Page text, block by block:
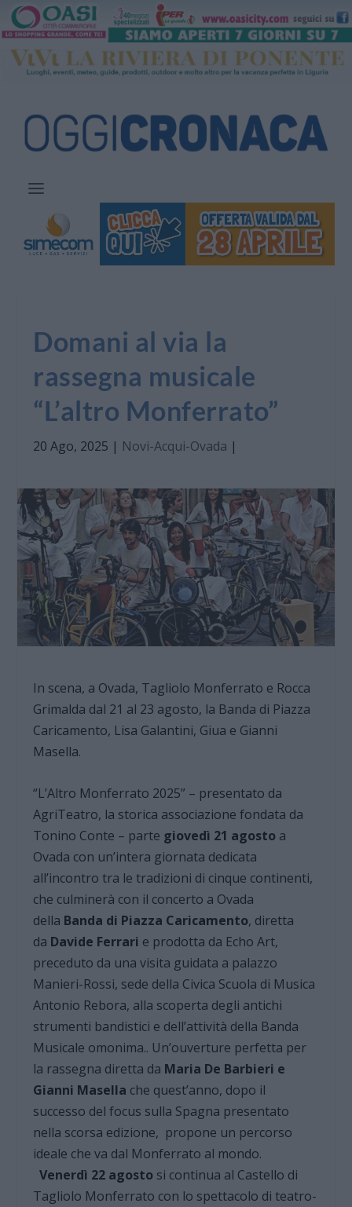
Domani al via la
rassegna musicale
“L’altro Monferrato”
20 Ago, 2025 | Novi-Acqui-Ovada |
In scena, a Ovada, Tagliolo Monferrato e Rocca
Grimalda dal 21 al 23 agosto, la Banda di Piazza
Caricamento, Lisa Galantini, Giua e Gianni
Masella.
“L’Altro Monferrato 2025” – presentato da
AgriTeatro, la storica associazione fondata da
Tonino Conte – parte giovedì 21 agosto a
Ovada con un’intera giornata dedicata
all’incontro tra le tradizioni di cinque continenti,
che culminerà con il concerto a Ovada
della Banda di Piazza Caricamento, diretta
da Davide Ferrari e prodotta da Echo Art,
preceduto da una visita guidata a palazzo
Manieri-Rossi, sede della Civica Scuola di Musica
Antonio Rebora, alla scoperta degli antichi
strumenti bandistici e dell’attività della Banda
Musicale omonima.. Un’ouverture perfetta per
la rassegna diretta da Maria De Barbieri e
Gianni Masella che quest’anno, dopo il
successo del focus sulla Spagna presentato
nella scorsa edizione, propone un percorso
ideale che va dal Monferrato al mondo.
Venerdì 22 agosto si continua al Castello di
Tagliolo Monferrato con lo spettacolo di teatro-